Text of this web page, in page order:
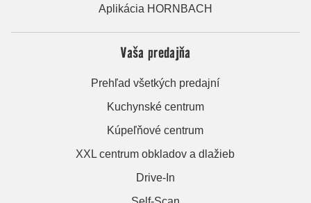
Aplikácia HORNBACH
Vaša predajňa
Prehľad všetkých predajní
Kuchynské centrum
Kúpeľňové centrum
XXL centrum obkladov a dlažieb
Drive-In